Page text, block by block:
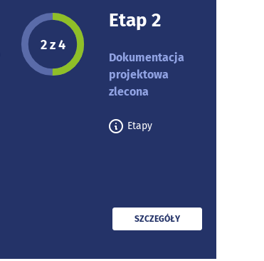
Etap projektu:
2 z 4
Etap 2
Dokumentacja
projektowa
zlecona
Etapy
PRZECZYTAJ
SZCZEGÓŁY